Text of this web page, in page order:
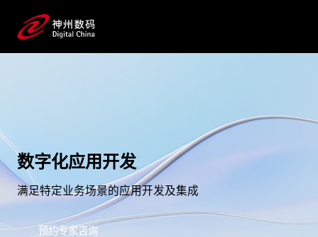
数字化应用开发
满足特定业务场景的应用开发及集成
预约专家咨询